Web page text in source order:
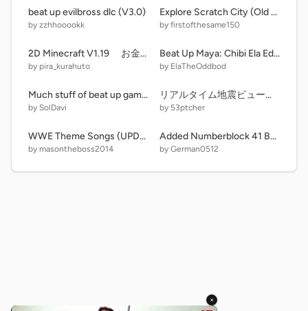
beat up evilbross dlc (V3.0)
by zzhhooookk
Explore Scratch City (Old Version) remix
by firstofthesame150
2D Minecraft V1.19 お金ある世界
by pira_kurahuto
Beat Up Maya: Chibi Ela Edition
by ElaTheOddbod
Much stuff of beat up games remix
by SolDavi
リアルタイム地震ビューアー v1.5.2 remix
by 53ptcher
WWE Theme Songs (UPDATE 3!)
by masontheboss2014
Added Numberblock 41 Button remix
by German0512
×